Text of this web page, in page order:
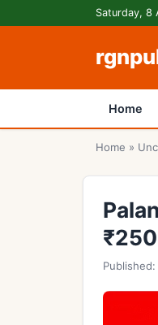
Saturday, 8
Home
Home »